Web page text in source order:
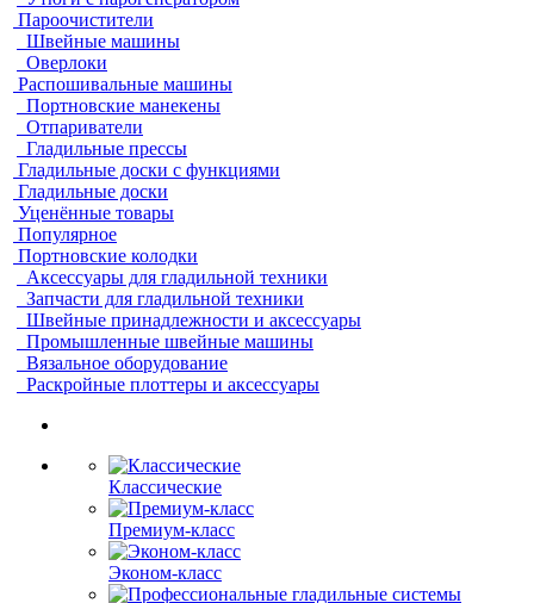
Пароочистители
Швейные машины
Оверлоки
Распошивальные машины
Портновские манекены
Отпариватели
Гладильные прессы
Гладильные доски с функциями
Гладильные доски
Уценённые товары
Популярное
Портновские колодки
Аксессуары для гладильной техники
Запчасти для гладильной техники
Швейные принадлежности и аксессуары
Промышленные швейные машины
Вязальное оборудование
Раскройные плоттеры и аксессуары
Классические
Премиум-класс
Эконом-класс